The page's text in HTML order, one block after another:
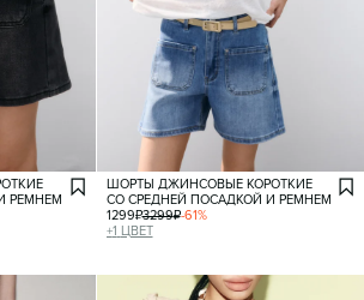
РЕМНЕМ
ШОРТЫ ДЖИНСОВЫЕ КОРОТКИЕ
СО СРЕДНЕЙ ПОСАДКОЙ И РЕМНЕМ
1299₽3299₽-61%
+1 ЦВЕТ